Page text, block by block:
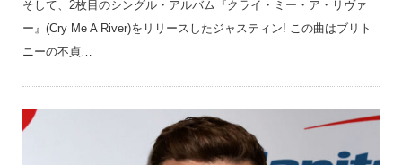
そして、2枚目のシングル・アルバム『クライ・ミー・ア・リヴァ
ー』(Cry Me A River)をリリースしたジャスティン! この曲はブリト
ニーの不貞…